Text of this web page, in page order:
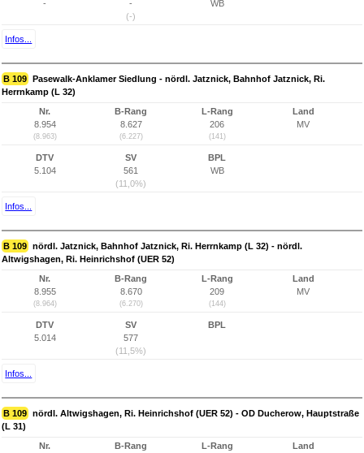
-
-
(-)
WB
Infos...
B 109 Pasewalk-Anklamer Siedlung - nördl. Jatznick, Bahnhof Jatznick, Ri.
Herrnkamp (L 32)
Nr.
8.954
(8.963)
B-Rang
8.627
(6.227)
L-Rang
206
(141)
Land
MV
DTV
5.104
SV
561
(11,0%)
BPL
WB
Infos...
B 109 nördl. Jatznick, Bahnhof Jatznick, Ri. Herrnkamp (L 32) - nördl.
Altwigshagen, Ri. Heinrichshof (UER 52)
Nr.
8.955
(8.964)
B-Rang
8.670
(6.270)
L-Rang
209
(144)
Land
MV
DTV
5.014
SV
577
(11,5%)
BPL
Infos...
B 109 nördl. Altwigshagen, Ri. Heinrichshof (UER 52) - OD Ducherow, Hauptstraße
(L 31)
Nr.
B-Rang
L-Rang
Land